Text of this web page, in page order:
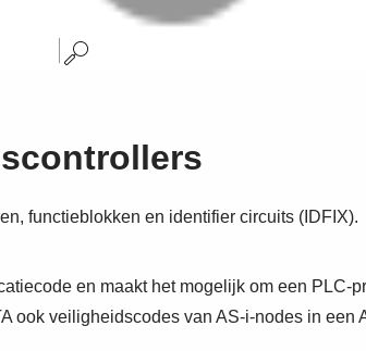
functieblokken en identifier circuits (IDFIX).
en maakt het mogelijk om een PLC-
veiligheidscodes van AS-i-nodes in een